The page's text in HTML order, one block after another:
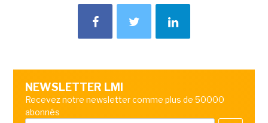
NEWSLETTER LMI
Recevez notre newsletter comme plus de 50000
abonnés